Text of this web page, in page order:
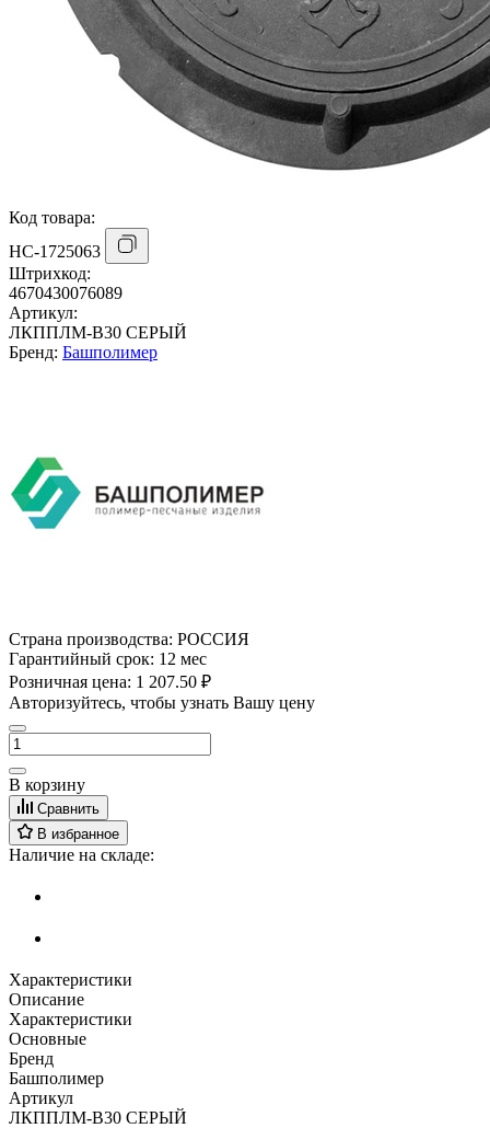
Код товара:
НС-1725063
Штрихкод:
4670430076089
Артикул:
ЛКППЛМ-B30 СЕРЫЙ
Бренд: Башполимер
Страна производства: РОССИЯ
Гарантийный срок: 12 мес
Розничная цена: 1 207.50 ₽
Авторизуйтесь, чтобы узнать Вашу цену
В корзину
Сравнить
В избранное
Наличие на складе:
Характеристики
Описание
Характеристики
Основные
Бренд
Башполимер
Артикул
ЛКППЛМ-B30 СЕРЫЙ